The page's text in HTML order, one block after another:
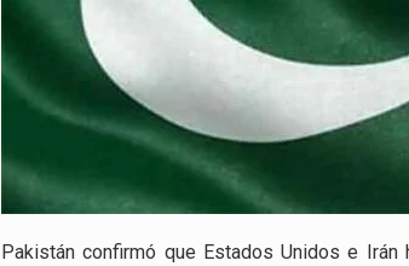
Pakistán confirmó que Estados Unidos e Irán